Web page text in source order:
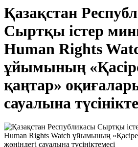
Қазақстан
Сыртқы істер
Human Rights
ұйымының
қаңтар»
сауалына